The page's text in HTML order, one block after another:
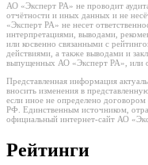
АО «Эксперт РА» не проводит
отчётности и иных данных и не
«Эксперт РА» не несет
интерпретациями, выводами,
или косвенно связанными с
действиями, а также выводами и
выпущенных АО «Эксперт РА», или
Представленная информация
вносить изменения в
если иное не определено договором
РФ. Единственным источником,
официальный интернет-сайт АО
Рейтинги